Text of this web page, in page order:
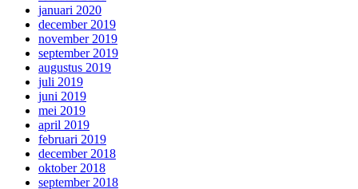
januari 2020
december 2019
november 2019
september 2019
augustus 2019
juli 2019
juni 2019
mei 2019
april 2019
februari 2019
december 2018
oktober 2018
september 2018